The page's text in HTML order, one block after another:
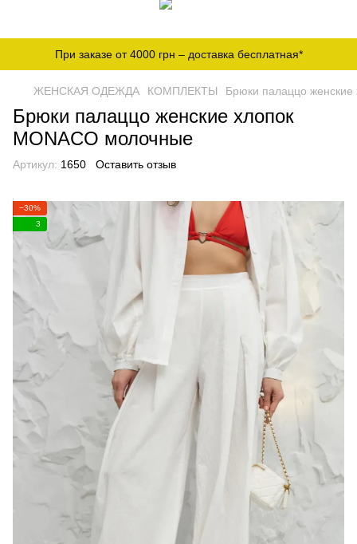
При заказе от 4000 грн – доставка бесплатная*
ЖЕНСКАЯ ОДЕЖДА КОМПЛЕКТЫ Брюки палаццо
Брюки палаццо женские хлопок
MONACO молочные
Артикул: 1650 Оставить отзыв
−30%
3